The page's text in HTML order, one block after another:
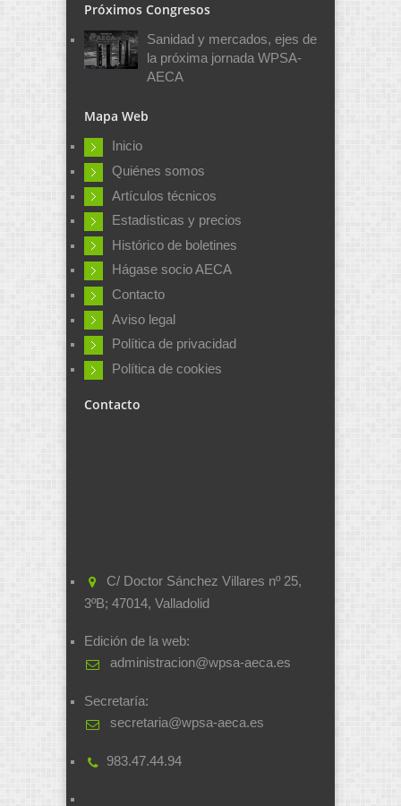
Próximos Congresos
Sanidad y mercados, ejes de
la próxima jornada WPSA-
AECA
Mapa Web
Inicio
Quiénes somos
Artículos técnicos
Estadísticas y precios
Histórico de boletines
Hágase socio AECA
Contacto
Aviso legal
Política de privacidad
Política de cookies
Contacto
C/ Doctor Sánchez Villares nº 25,
3ºB; 47014, Valladolid
Edición de la web:
administracion@wpsa-aeca.es
Secretaría:
secretaria@wpsa-aeca.es
983.47.44.94